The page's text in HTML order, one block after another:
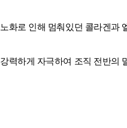
노화로 인해 멈춰있던 콜라겐과
강력하게 자극하여 조직 전반의